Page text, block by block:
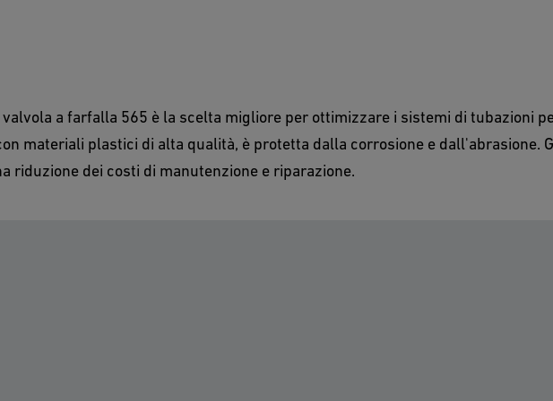
a farfalla 565 è la scelta migliore per ottimizzare i sistemi di tubazioni
materiali plastici di alta qualità, è protetta dalla corrosione e dall'abrasione.
riduzione dei costi di manutenzione e riparazione.